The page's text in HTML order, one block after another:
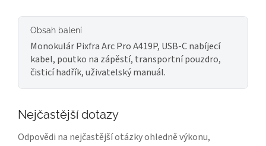
Obsah balení
Monokulár Pixfra Arc Pro A419P, USB-C nabíjecí
kabel, poutko na zápěstí, transportní pouzdro,
čisticí hadřík, uživatelský manuál.
Nejčastější dotazy
Odpovědi na nejčastější otázky ohledně výkonu,